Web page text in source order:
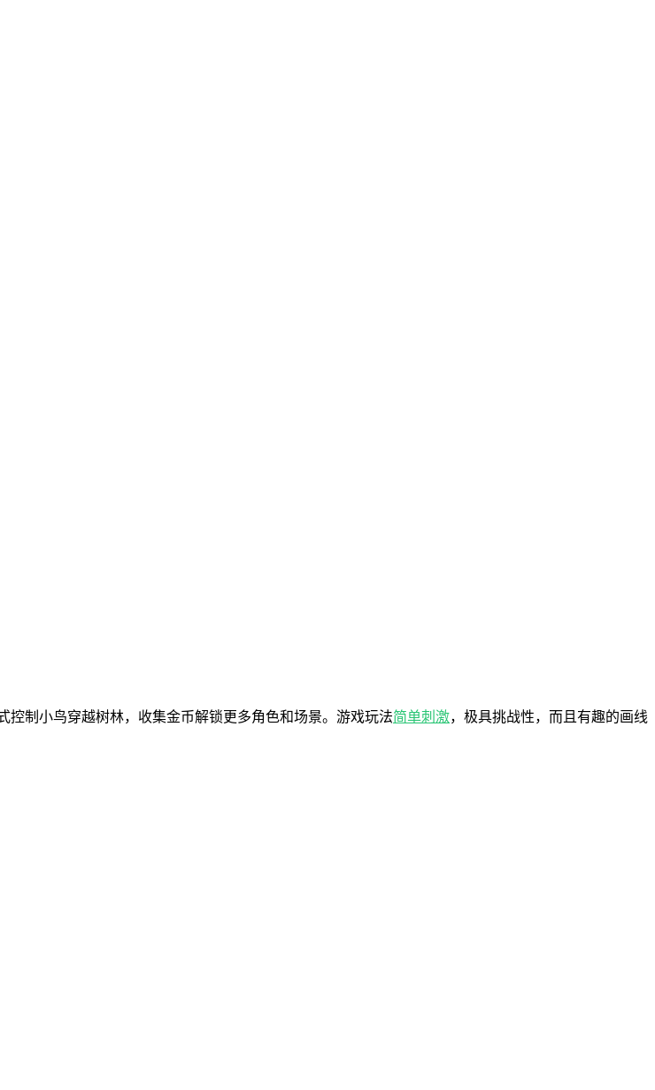
控制小鸟穿越树林，收集金币解锁更多角色和场景。游戏玩法简单刺激，极具挑战性，而且有趣的画线